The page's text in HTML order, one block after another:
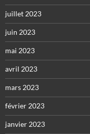
juillet 2023
juin 2023
mai 2023
avril 2023
mars 2023
février 2023
janvier 2023